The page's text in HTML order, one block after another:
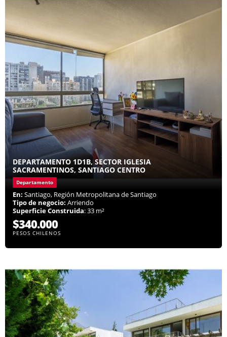
DEPARTAMENTO 1D1B, SECTOR IGLESIA
SACRAMENTINOS, SANTIAGO CENTRO
Departamento
En: Santiago, Región Metropolitana de Santiago
Tipo de negocio: Arriendo
Superficie Construida: 33 m²
$340.000
PESOS CHILENOS